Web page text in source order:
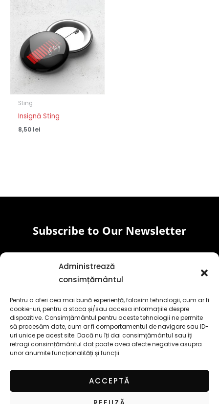
Administrează
consimțământul
Pentru a oferi cea mai bună experiență, folosim tehnologii, cum ar fi
cookie-uri, pentru a stoca și/sau accesa informațiile despre
dispozitive. Consimțământul pentru aceste tehnologii ne permite
să procesăm date, cum ar fi comportamentul de navigare sau ID-
uri unice pe acest site. Dacă nu îți dai consimțământul sau îți
retragi consimțământul dat poate avea afecte negative asupra
unor anumite funcționalități și funcții.
ACCEPTĂ
Sting
Insignă Sting
8,50 lei
Subscribe to Our Newsletter
F
a
c
e
b
o
Y
o
u
t
u
b
e
I
n
s
t
g
r
a
m
T
i
k
t
k